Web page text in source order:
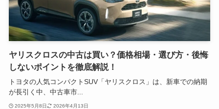
ヤリスクロスの中古は買い？価格相場・選び方・後悔
しないポイントを徹底解説！
トヨタの人気コンパクトSUV「ヤリスクロス」は、新車での納期
が長引く中、中古車市...
2025年5月8日 2026年4月13日